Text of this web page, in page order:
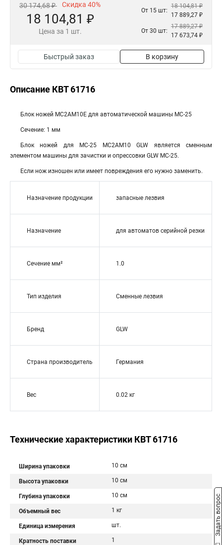
30 174,68 ₽ Скидка 40%
18 104,81 ₽
Цена за 1 шт.
От 15 шт:
18 104,81 ₽
17 889,27 ₽
От 30 шт:
17 889,27 ₽
17 673,74 ₽
Быстрый заказ В корзину
Описание КВТ 61716
Блок ножей MC2AM10E для автоматической машины MC-25
Сечение: 1 мм
Блок ножей для МС-25 MC2AM10 GLW является сменным
элементом машины для зачистки и опрессовки GLW MC-25.
Если нож изношен или имеет повреждения его нужно заменить.
Назначение продукции запасные лезвия
Назначение для автоматов серийной резки
Сечение мм² 1.0
Тип изделия Сменные лезвия
Бренд GLW
Страна производитель Германия
Вес 0.02 кг
Технические характеристики КВТ 61716
Ширина упаковки 10 см
Высота упаковки 10 см
Глубина упаковки 10 см
Объемный вес 1 кг
Единица измерения шт.
Кратность поставки 1
Задать вопрос